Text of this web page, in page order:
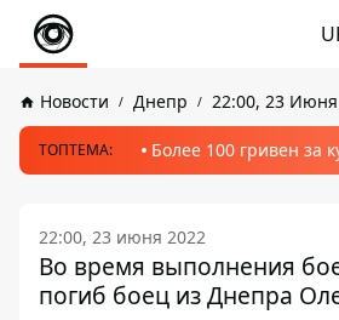
Новости Днепр 22:00, 23
ТОПТЕМА: Более 100 гривен за
22:00, 23 июня 2022
Во время выполнения
погиб боец ​​из Днепра